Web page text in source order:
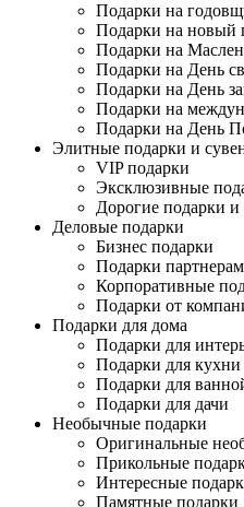
Подарки на
Подарки на новый
Подарки на
Подарки на День
Подарки на День
Подарки на
Подарки на День
Элитные подарки и
VIP подарки
Эксклюзивные
Дорогие подарки
Деловые подарки
Бизнес подарки
Подарки
Корпоративные
Подарки от
Подарки для дома
Подарки для
Подарки для кухни
Подарки для
Подарки для дачи
Необычные подарки
Оригинальные
Прикольные
Интересные
Памятные подарки